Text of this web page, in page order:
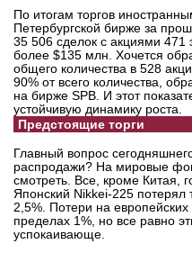
По итогам торгов
Петербургской бирже за
35 506 сделок с акциями
более $135 млн. Хочется
общего количества в 528
90% от всего количества,
на бирже SPB. И этот
устойчивую динамику роста.
Предстоящие торги
Главный вопрос
распродажи? На мировые
смотреть. Все, кроме Китая,
Японский Nikkei-225
2,5%. Потери на
пределах 1%, но все равно
успокаивающе.